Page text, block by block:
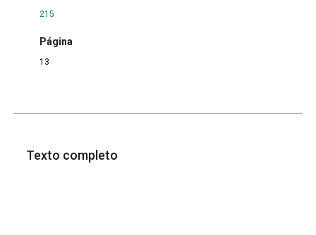
215
Página
13
Texto completo